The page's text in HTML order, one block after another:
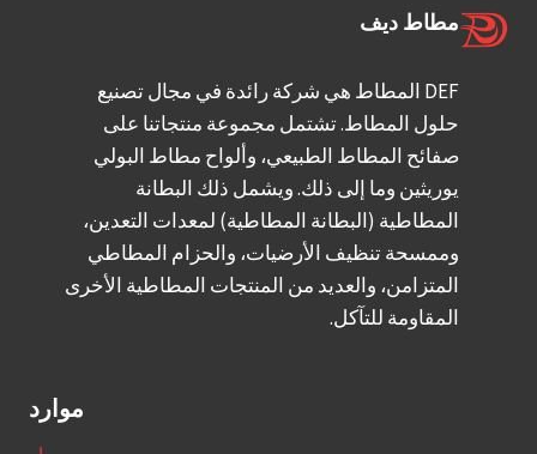
مطاط ديف
DEF المطاط هي شركة رائدة في مجال تصنيع
حلول المطاط. تشتمل مجموعة منتجاتنا على
صفائح المطاط الطبيعي، وألواح مطاط البولي
يوريثين وما إلى ذلك. ويشمل ذلك البطانة
المطاطية (البطانة المطاطية) لمعدات التعدين،
وممسحة تنظيف الأرضيات، والحزام المطاطي
المتزامن، والعديد من المنتجات المطاطية الأخرى
المقاومة للتآكل.
موارد